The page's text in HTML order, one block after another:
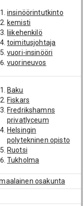
insinöörintutkinto
kemisti
liikehenkilö
toimitusjohtaja
vuori-insinööri
vuorineuvos
Baku
Fiskars
Fredrikshamns
privatlyceum
Helsingin
polytekninen opisto
Ruotsi
Tukholma
osakunta